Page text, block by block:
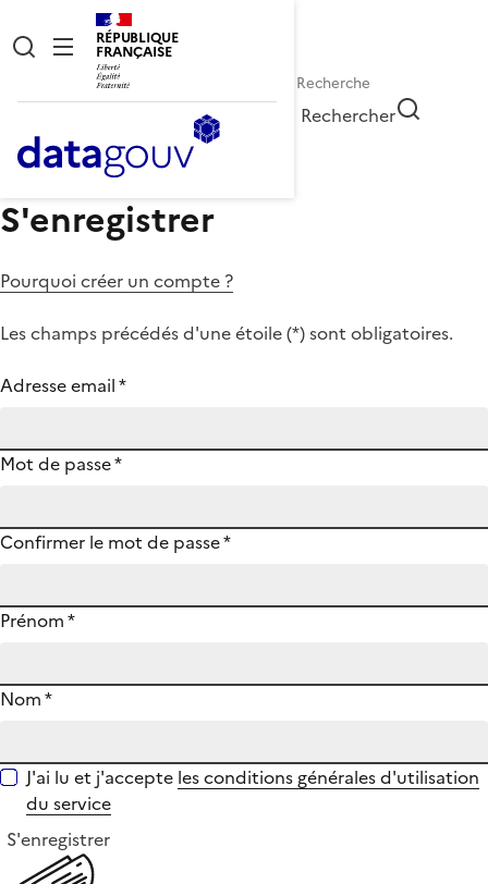
RÉPUBLIQUE
FRANÇAISE
Rechercher
S'enregistrer
Pourquoi créer un compte ?
Les champs précédés d'une étoile (*) sont obligatoires.
Adresse email*
Mot de passe*
Confirmer le mot de passe*
Prénom*
Nom*
J'ai lu et j'accepte les conditions générales d'utilisation
du service
S'enregistrer